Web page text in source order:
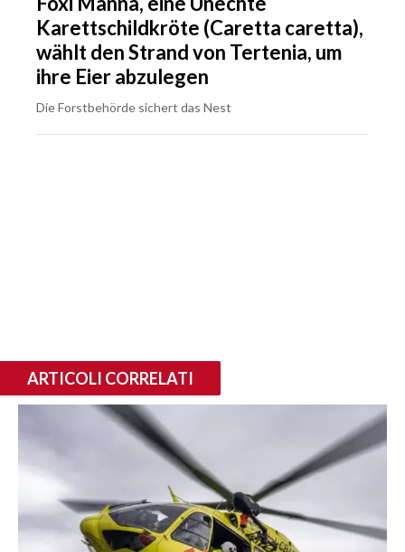
Karettschildkröte (Caretta caretta),
wählt den Strand von Tertenia, um
ihre Eier abzulegen
Die Forstbehörde sichert das Nest
ARTICOLI CORRELATI